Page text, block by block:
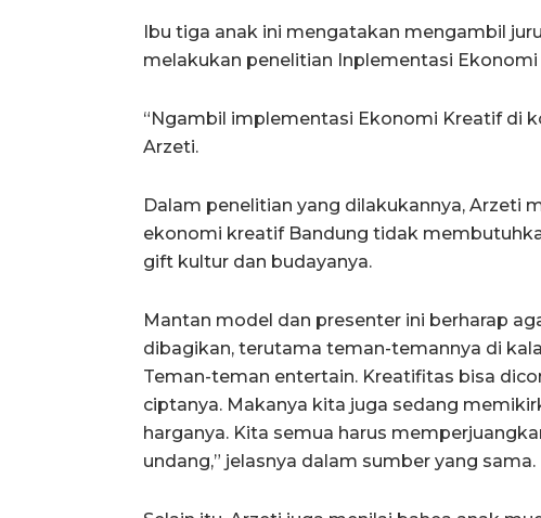
Ibu tiga anak ini mengatakan mengambil
melakukan penelitian Inplementasi
“Ngambil implementasi Ekonomi Kreatif di
Arzeti.
Dalam penelitian yang dilakukannya, Arzeti
ekonomi kreatif Bandung tidak
gift kultur dan budayanya.
Mantan model dan presenter ini berharap
dibagikan, terutama teman-temannya di
Teman-teman entertain. Kreatifitas bisa
ciptanya. Makanya kita juga sedang
harganya. Kita semua harus
undang,” jelasnya dalam sumber yang sama.